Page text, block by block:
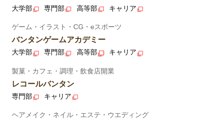
大学部 専門部 高等部 キャリア
ゲーム・イラスト・CG・eスポーツ
バンタンゲームアカデミー
大学部 専門部 高等部 キャリア
製菓・カフェ・調理・飲食店開業
レコールバンタン
専門部 キャリア
ヘアメイク・ネイル・エステ・ウエディング